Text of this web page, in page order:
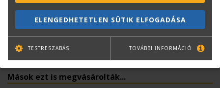
konyvrendeles@terc.hu
+36 70 670 5194
Mások ezt is megvásárolták...
ELENGEDHETETLEN SÜTIK ELFOGADÁSA
TESTRESZABÁS TOVÁBBI INFORMÁCIÓ